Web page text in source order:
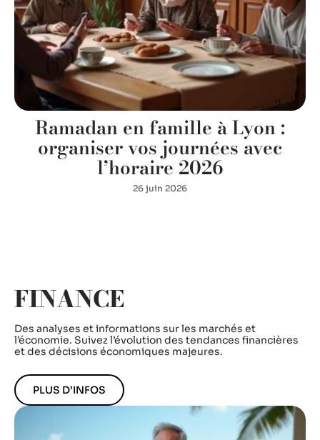
Ramadan en famille à Lyon :
organiser vos journées avec
l’horaire 2026
26 juin 2026
FINANCE
Des analyses et informations sur les marchés et
l’économie. Suivez l’évolution des tendances financières
et des décisions économiques majeures.
PLUS D’INFOS